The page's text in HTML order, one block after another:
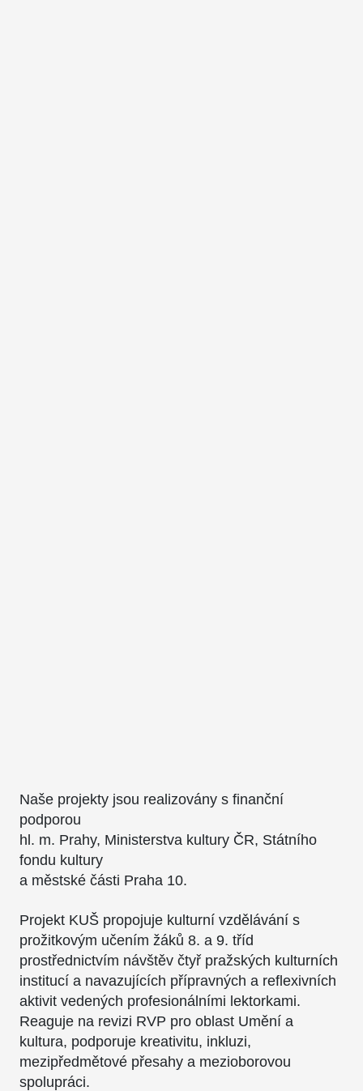
Naše projekty jsou realizovány s finanční
podporou
hl. m. Prahy, Ministerstva kultury ČR, Státního
fondu kultury
a městské části Praha 10.
Projekt KUŠ propojuje kulturní vzdělávání s
prožitkovým učením žáků 8. a 9. tříd
prostřednictvím návštěv čtyř pražských kulturních
institucí a navazujících přípravných a reflexivních
aktivit vedených profesionálními lektorkami.
Reaguje na revizi RVP pro oblast Umění a
kultura, podporuje kreativitu, inkluzi,
mezipředmětové přesahy a mezioborovou
spolupráci.